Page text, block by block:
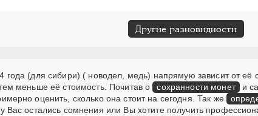
Другие разновидности
года (для сибири) ( новодел, медь) напрямую зависит от её
меньше её стоимость. Почитав о сохранности монет и
оценить, сколько она стоит на сегодня. Так же
Вас остались сомнения или Вы хотите получить